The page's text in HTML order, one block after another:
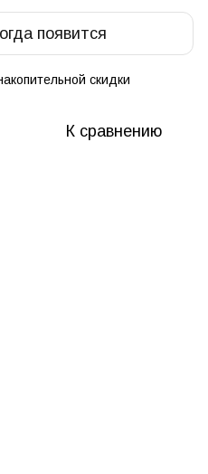
появится
скидки
К сравнению